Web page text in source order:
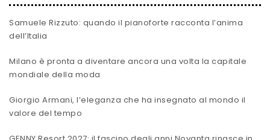
Samuele Rizzuto: quando il pianoforte racconta l’anima
dell’Italia
Milano è pronta a diventare ancora una volta la capitale
mondiale della moda
Giorgio Armani, l’eleganza che ha insegnato al mondo il
valore del tempo